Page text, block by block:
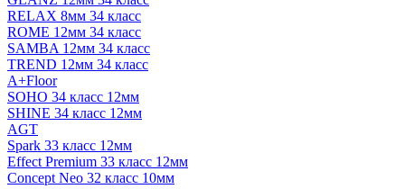
RELAX 8мм 34 класс
ROME 12мм 34 класс
SAMBA 12мм 34 класс
TREND 12мм 34 класс
A+Floor
SOHO 34 класс 12мм
SHINE 34 класс 12мм
AGT
Spark 33 класс 12мм
Effect Premium 33 класс 12мм
Concept Neo 32 класс 10мм